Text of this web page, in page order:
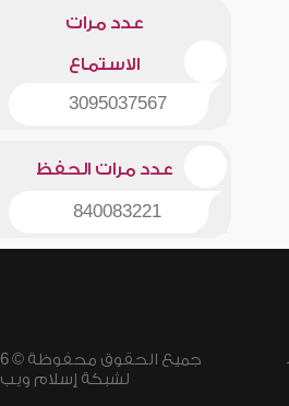
عدد مرات
الاستماع
3095037567
عدد مرات الحفظ
840083221
لشبكة إسلام ويب